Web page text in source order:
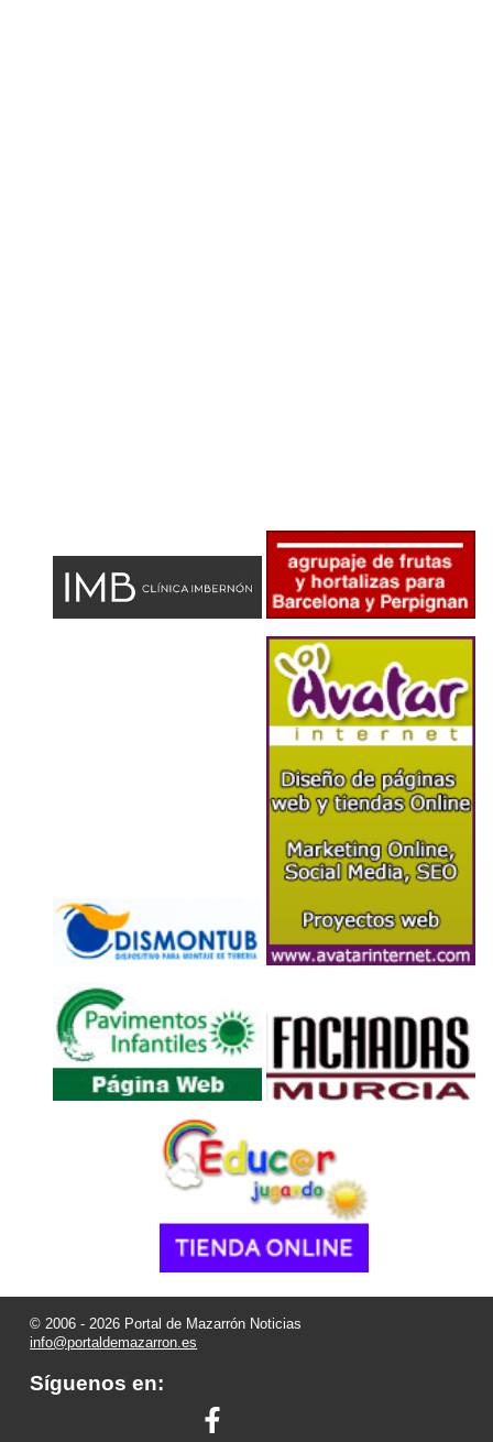
© 2006 - 2026 Portal de Mazarrón Noticias
info@portaldemazarron.es
Síguenos en: